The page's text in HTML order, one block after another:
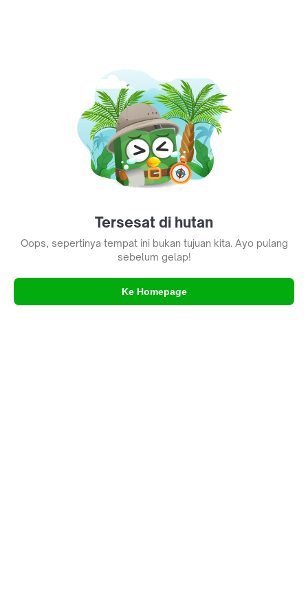
Tersesat di hutan
Oops, sepertinya tempat ini bukan tujuan kita. Ayo pulang
sebelum gelap!
Ke Homepage